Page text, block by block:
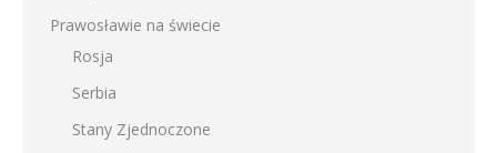
Prawosławie na świecie
Rosja
Serbia
Stany Zjednoczone